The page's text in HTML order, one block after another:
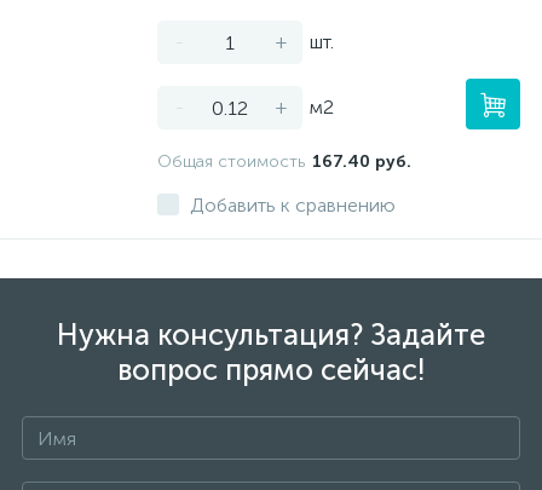
- + шт.
- + м2
Общая стоимость 167.40 руб.
Добавить к сравнению
Нужна консультация? Задайте
вопрос прямо сейчас!